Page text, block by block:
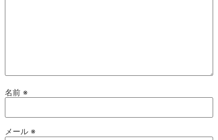
名前 ※
メール ※